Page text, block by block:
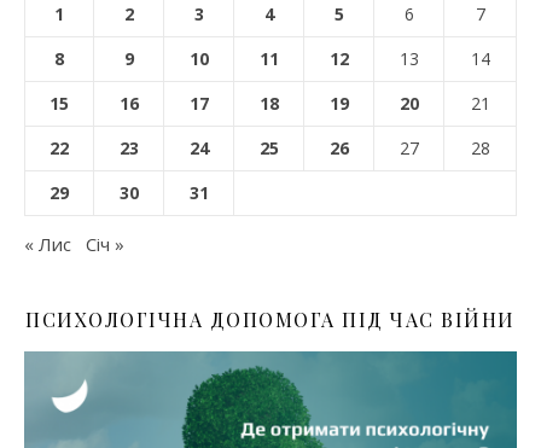
1
2 3 4 5 6
7
8
9 10 11 12 13
14
15
16 17 18 19 20
21
22
23 24 25 26 27
28
29
30 31
« Лис Січ »
ПСИХОЛОГІЧНА ДОПОМОГА ПІД ЧАС ВІЙНИ